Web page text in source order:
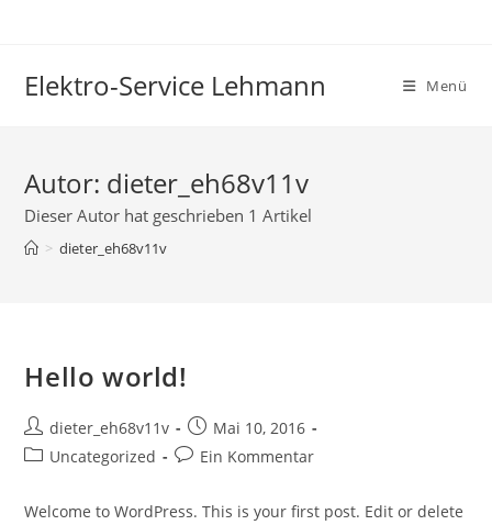
Elektro-Service Lehmann Menü
Autor: dieter_eh68v11v
Dieser Autor hat geschrieben 1 Artikel
> dieter_eh68v11v
Hello world!
Beitrags-
Autor:
dieter_eh68v11v
Beitrag
veröffentlicht:
Mai 10, 2016
Beitrags-
Uncategorized
Beitrags-
Ein Kommentar
Welcome to WordPress. This is your first post. Edit or delete